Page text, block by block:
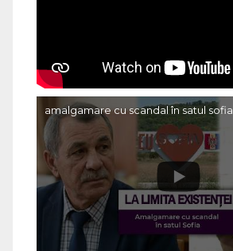
amalgamare cu scandal în satul sofia